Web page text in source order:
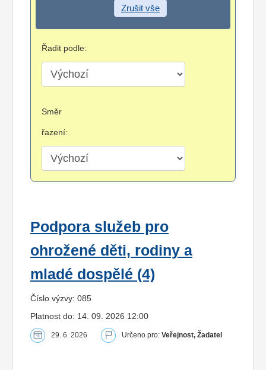
Zrušit vše
Řadit podle:
Směr
řazení:
Podpora služeb pro
ohrožené děti, rodiny a
mladé dospělé (4)
Číslo výzvy: 085
Platnost do: 14. 09. 2026 12:00
29. 6. 2026 Určeno pro: Veřejnost, Žadatel